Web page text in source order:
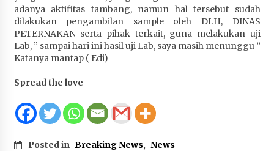
adanya aktifitas tambang, namun hal tersebut sudah
dilakukan pengambilan sample oleh DLH, DINAS
PETERNAKAN serta pihak terkait, guna melakukan uji
Lab, ” sampai hari ini hasil uji Lab, saya masih menunggu ”
Katanya mantap ( Edi)
Spread the love
Posted in Breaking News, News